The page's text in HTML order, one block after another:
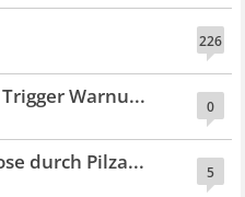
226
0
Warnu...
5
durch Pilza...